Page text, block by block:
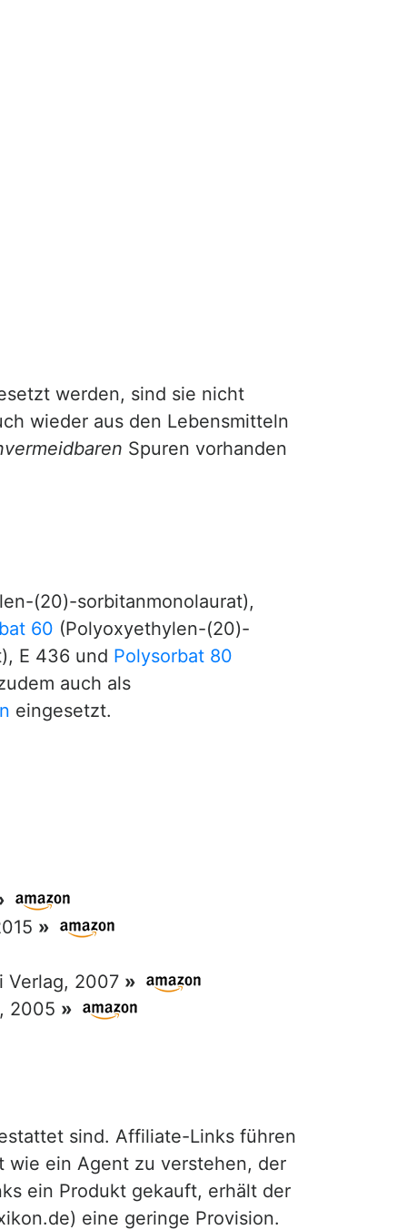
werden, sind sie nicht
wieder aus den Lebensmitteln
Spuren vorhanden
(20)-sorbitanmonolaurat),
60 (Polyoxyethylen-(20)-
E 436 und Polysorbat 80
auch als
eingesetzt.
»
Verlag, 2007 »
2005 »
sind. Affiliate-Links führen
wie ein Agent zu verstehen, der
ein Produkt gekauft, erhält der
eine geringe Provision.